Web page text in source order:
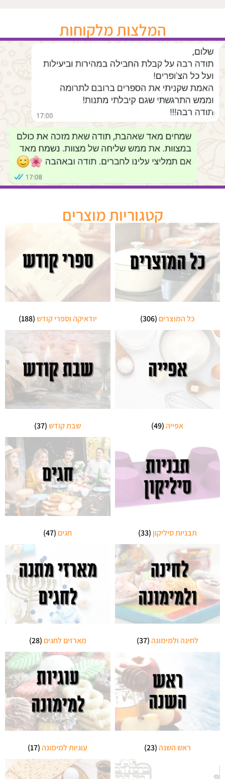
המלצות מלקוחות
קטגוריות מוצרים
כל המוצרים (306) יודאיקה וספרי קודש(188)
אפייה(49) שבת קודש(37)
תבניות סיליקון (33) חגים (47)
לחינה ולמימונה(37) מארזים לחגים (28)
ראש השנה(23) עוגיות למימונה(17)